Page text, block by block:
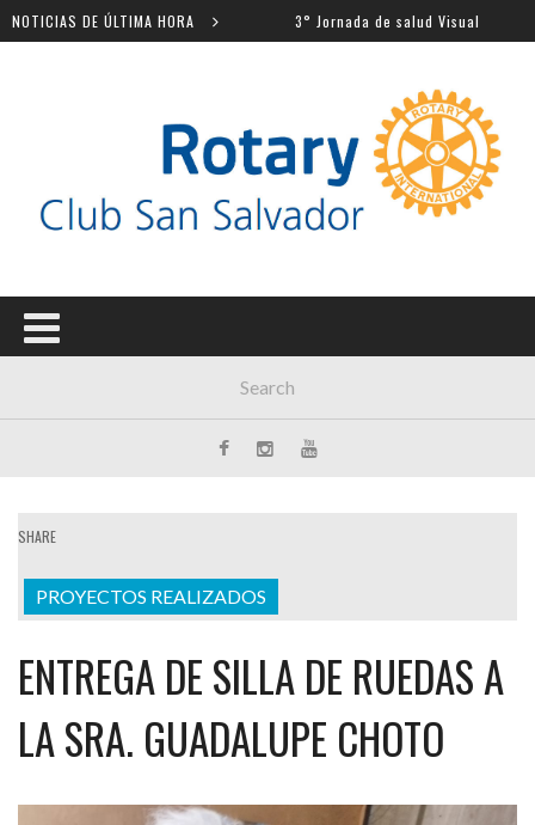
NOTICIAS DE ÚLTIMA HORA
escolares 3° Jornada de salud Visual
SHARE
PROYECTOS REALIZADOS
ENTREGA DE SILLA DE RUEDAS A
LA SRA. GUADALUPE CHOTO